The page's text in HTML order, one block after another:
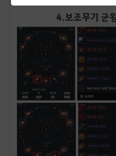
4. 보조무기 군